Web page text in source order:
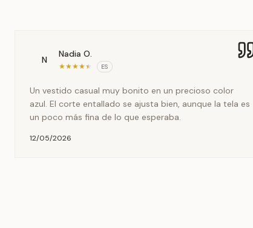
N
Nadia O.
★★★★★ ES
Un vestido casual muy bonito en un precioso color
azul. El corte entallado se ajusta bien, aunque la tela es
un poco más fina de lo que esperaba.
12/05/2026